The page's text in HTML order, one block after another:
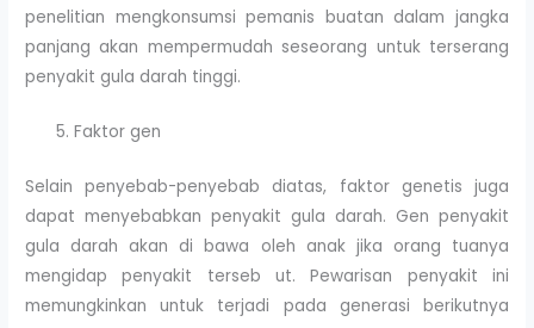
penelitian mengkonsumsi pemanis buatan dalam jangka
panjang akan mempermudah seseorang untuk terserang
penyakit gula darah tinggi.
Faktor gen
Selain penyebab-penyebab diatas, faktor genetis juga
dapat menyebabkan penyakit gula darah. Gen penyakit
gula darah akan di bawa oleh anak jika orang tuanya
mengidap penyakit terseb ut. Pewarisan penyakit ini
memungkinkan untuk terjadi pada generasi berikutnya